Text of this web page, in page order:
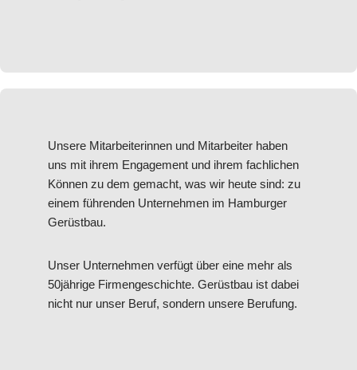
Unsere Mitarbeiterinnen und Mitarbeiter haben
uns mit ihrem Engagement und ihrem fachlichen
Können zu dem gemacht, was wir heute sind: zu
einem führenden Unternehmen im Hamburger
Gerüstbau.
Unser Unternehmen verfügt über eine mehr als
50jährige Firmengeschichte. Gerüstbau ist dabei
nicht nur unser Beruf, sondern unsere Berufung.